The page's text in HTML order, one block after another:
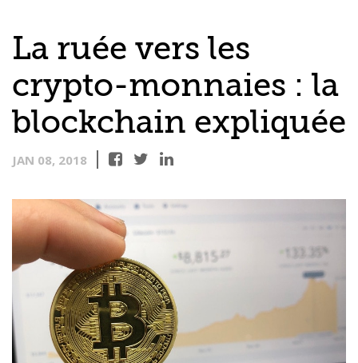
La ruée vers les
crypto-monnaies : la
blockchain expliquée
JAN 08, 2018